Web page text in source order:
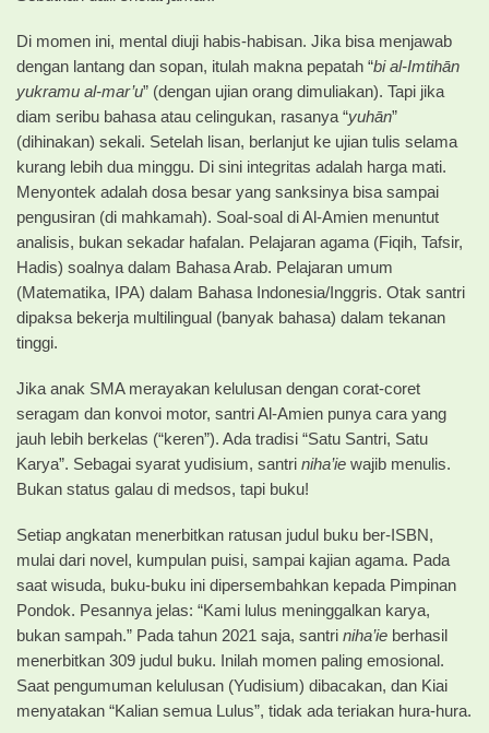
Di momen ini, mental diuji habis-habisan. Jika bisa menjawab
dengan lantang dan sopan, itulah makna pepatah “bi al-Imtihān
yukramu al-mar’u” (dengan ujian orang dimuliakan). Tapi jika
diam seribu bahasa atau celingukan, rasanya “yuhān”
(dihinakan) sekali. Setelah lisan, berlanjut ke ujian tulis selama
kurang lebih dua minggu. Di sini integritas adalah harga mati.
Menyontek adalah dosa besar yang sanksinya bisa sampai
pengusiran (di mahkamah). Soal-soal di Al-Amien menuntut
analisis, bukan sekadar hafalan. Pelajaran agama (Fiqih, Tafsir,
Hadis) soalnya dalam Bahasa Arab. Pelajaran umum
(Matematika, IPA) dalam Bahasa Indonesia/Inggris. Otak santri
dipaksa bekerja multilingual (banyak bahasa) dalam tekanan
tinggi.
Jika anak SMA merayakan kelulusan dengan corat-coret
seragam dan konvoi motor, santri Al-Amien punya cara yang
jauh lebih berkelas (“keren”). Ada tradisi “Satu Santri, Satu
Karya”. Sebagai syarat yudisium, santri niha’ie wajib menulis.
Bukan status galau di medsos, tapi buku!
Setiap angkatan menerbitkan ratusan judul buku ber-ISBN,
mulai dari novel, kumpulan puisi, sampai kajian agama. Pada
saat wisuda, buku-buku ini dipersembahkan kepada Pimpinan
Pondok. Pesannya jelas: “Kami lulus meninggalkan karya,
bukan sampah.” Pada tahun 2021 saja, santri niha’ie berhasil
menerbitkan 309 judul buku. Inilah momen paling emosional.
Saat pengumuman kelulusan (Yudisium) dibacakan, dan Kiai
menyatakan “Kalian semua Lulus”, tidak ada teriakan hura-hura.